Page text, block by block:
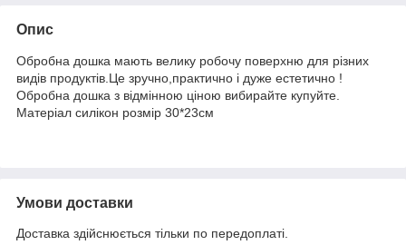
Опис
Обробна дошка мають велику робочу поверхню для різних
видів продуктів.Це зручно,практично і дуже естетично !
Обробна дошка з відмінною ціною вибирайте купуйте.
Матеріал силікон розмір 30*23см
Умови доставки
Доставка здійснюється тільки по передоплаті.